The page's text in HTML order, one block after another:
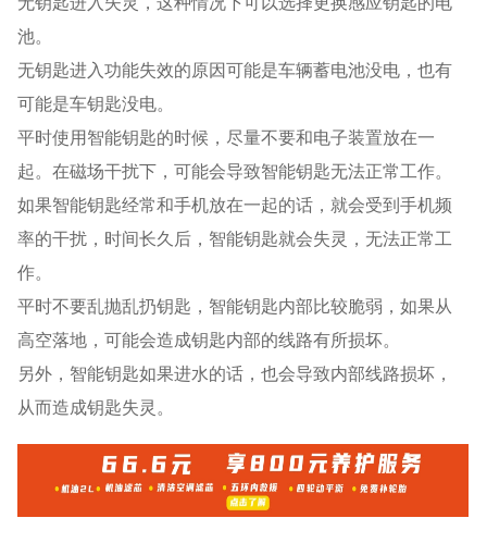
池。
无钥匙进入功能失效的原因可能是车辆蓄电池没电，也有
可能是车钥匙没电。
平时使用智能钥匙的时候，尽量不要和电子装置放在一
起。在磁场干扰下，可能会导致智能钥匙无法正常工作。
如果智能钥匙经常和手机放在一起的话，就会受到手机频
率的干扰，时间长久后，智能钥匙就会失灵，无法正常工
作。
平时不要乱抛乱扔钥匙，智能钥匙内部比较脆弱，如果从
高空落地，可能会造成钥匙内部的线路有所损坏。
另外，智能钥匙如果进水的话，也会导致内部线路损坏，
从而造成钥匙失灵。